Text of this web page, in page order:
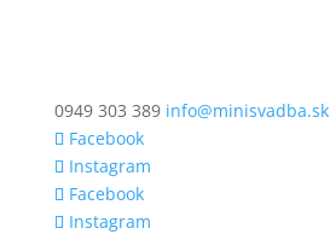
0949 303 389 info@minisvadba.sk
Facebook
Instagram
Facebook
Instagram